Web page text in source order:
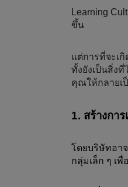
Learning
ขึ้น
แต่การที่จะเ
ทั้งยังเป็นสิ่ง
คุณให้กลายเ
1. สร้างกา
โดยบริษัทอา
กลุ่มเล็ก ๆ เ